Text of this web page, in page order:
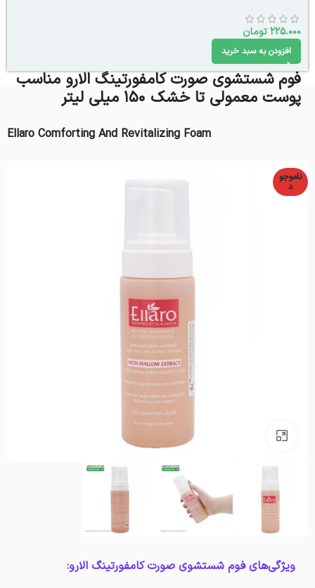
225.000تومان
افزودن به سبد خرید
فوم شستشوی صورت کامفورتینگ الارو مناسب
پوست معمولی تا خشک 150 میلی ‎لیتر
Ellaro Comforting And Revitalizing Foam
ناموجو
د
ویژگی‌های فوم شستشوی صورت کامفورتینگ الارو: